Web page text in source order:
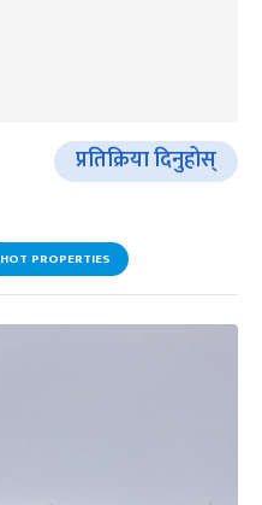
प्रतिक्रिया दिनुहोस्
HOT PROPERTIES